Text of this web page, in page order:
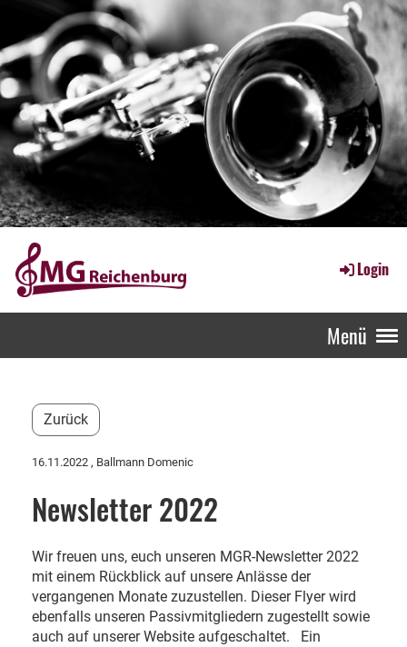
Login
Menü
Zurück
16.11.2022 , Ballmann Domenic
Newsletter 2022
Wir freuen uns, euch unseren MGR-Newsletter 2022
mit einem Rückblick auf unsere Anlässe der
vergangenen Monate zuzustellen. Dieser Flyer wird
ebenfalls unseren Passivmitgliedern zugestellt sowie
auch auf unserer Website aufgeschaltet. Ein